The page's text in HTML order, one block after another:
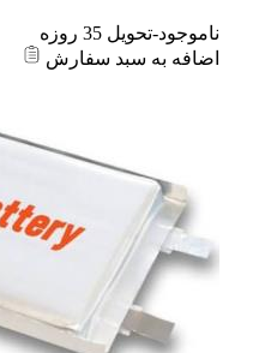
ناموجود-تحویل 35 روزه
اضافه به سبد سفارش